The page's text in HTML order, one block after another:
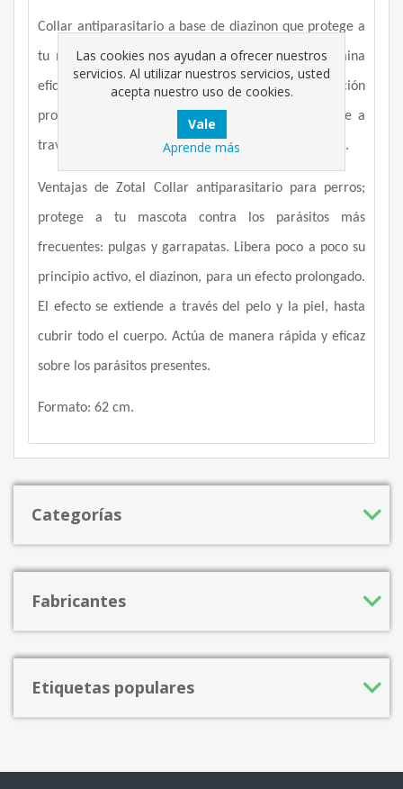
Collar antiparasitario a base de diazinon que protege a
tu mascota contra pulgas y garrapatas. Zotal elimina
eficazmente los parásitos gracias a la liberación
progresiva de su principio activo, que se distribuye a
través del pelo y la piel hasta llegar a todo el cuerpo.
Ventajas de Zotal Collar antiparasitario para perros;
protege a tu mascota contra los parásitos más
frecuentes: pulgas y garrapatas. Libera poco a poco su
principio activo, el diazinon, para un efecto prolongado.
El efecto se extiende a través del pelo y la piel, hasta
cubrir todo el cuerpo. Actúa de manera rápida y eficaz
sobre los parásitos presentes.
Formato: 62 cm.
Categorías
Fabricantes
Etiquetas populares
Las cookies nos ayudan a ofrecer nuestros
servicios. Al utilizar nuestros servicios, usted
acepta nuestro uso de cookies.
Aprende más